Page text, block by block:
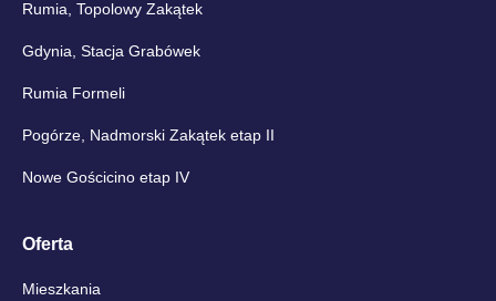
Rumia, Topolowy Zakątek
Gdynia, Stacja Grabówek
Rumia Formeli
Pogórze, Nadmorski Zakątek etap II
Nowe Gościcino etap IV
Oferta
Mieszkania